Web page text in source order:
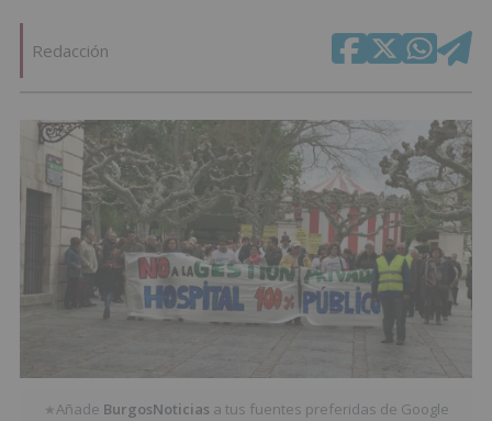
Redacción
★Añade BurgosNoticias a tus fuentes preferidas de Google